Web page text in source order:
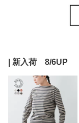
| 新入荷 8/6UP